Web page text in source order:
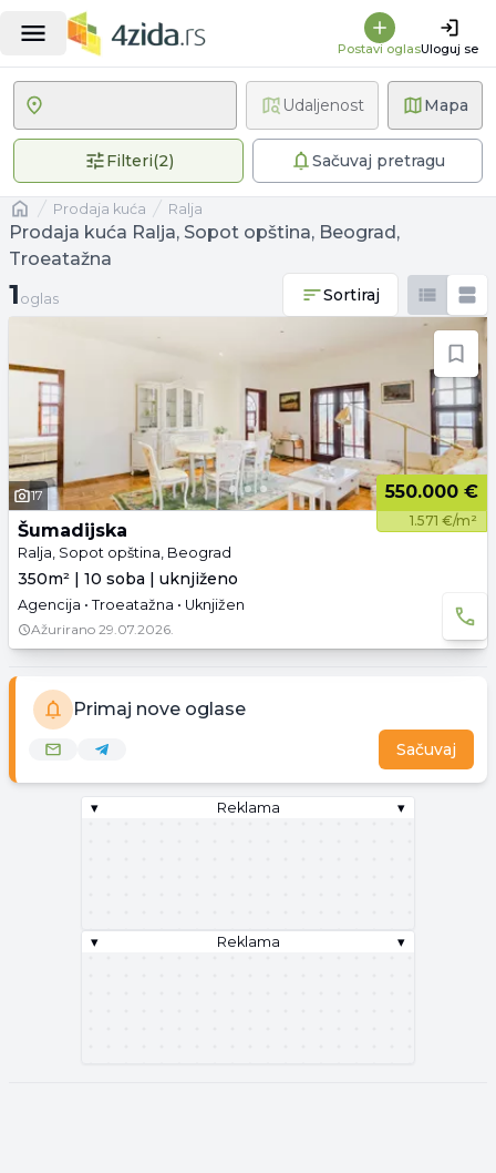
Postavi oglasUloguj se
Mapa
Filteri(2)2 primenjena filteraSačuvaj pretragu
Udaljenost
Naslovnaprodaja kuća Ralja
Prodaja kuća Ralja, Sopot opština, Beograd,
Troeatažna
1 oglas
1 oglas Sortiraj
17 550.000 €
1.571 €/m²
Šumadijska
Ralja, Sopot opština, Beograd
350m² | 10 soba | uknjiženo
Agencija • Troeatažna • Uknjižen
Ažurirano 29.07.2026.
Primaj nove oglase
Sačuvaj
▾ Reklama ▾
▾ Reklama ▾